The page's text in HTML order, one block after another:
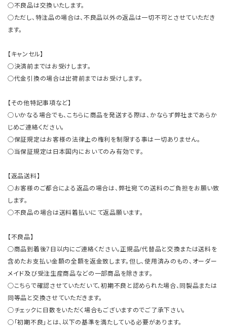
○不良品は交換いたします。
○ただし、特注品の場合は、不良品以外の返品は一切不可とさせていただき
ます。
【キャンセル】
○決済前まではお受けします。
○代金引換の場合は出荷前まではお受けします。
【その他特記事項など】
○いかなる場合でも、こちらに商品を発送する際は、かならず弊社まであらか
じめご連絡ください。
○保証規定はお客様の法律上の権利を制限する事は一切ありません。
○当保証規定は日本国内においてのみ有効です。
【返品送料】
○お客様のご都合による返品の場合は、弊社宛ての送料のご負担をお願い致
します。
○不良品の場合は送料着払いにて返品願います。
【不良品】
○商品到着後7日以内にご連絡ください。正規品/代替品と交換または送料を
含めたお支払い金額の全額を返金致します。但し、使用済みのもの、オーダー
メイド及び受注生産商品などの一部商品を除きます。
○こちらで確認させていただいて、初期不良と認められた場合、同製品または
同等品と交換させていただきます。
○チェックに日数をいただく場合もございますのでご了承下さい。
○「初期不良」とは、以下の基準を満たしている必要があります。